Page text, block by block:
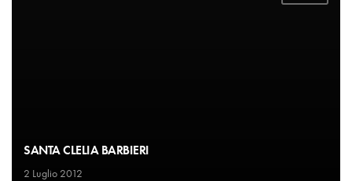
SANTA CLELIA BARBIERI
2 Luglio 2012